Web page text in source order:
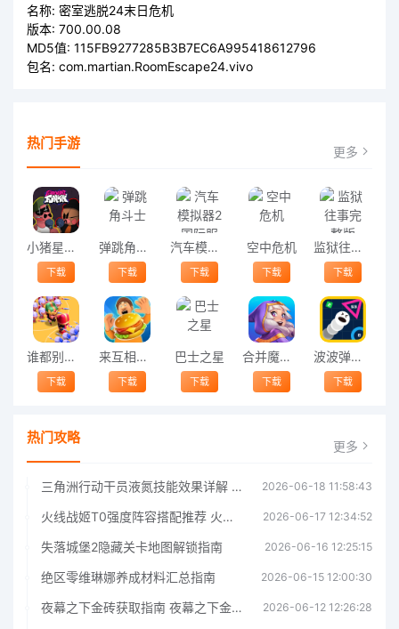
名称: 密室逃脱24末日危机
版本: 700.00.08
MD5值: 115FB9277285B3B7EC6A995418612796
包名: com.martian.RoomEscape24.vivo
热门手游 更多
小猪星期五晚上游戏
下载
弹跳角斗士
下载
汽车模拟器2国际服
下载
空中危机
下载
监狱往事完整版
下载
谁都别想逃最新版
下载
来互相伤害手游
下载
巴士之星
下载
合并魔法世界游戏
下载
波波弹射官方版
下载
热门攻略 更多
三角洲行动干员液氮技能效果详解 三角洲行动干员液氮技能介绍 2026-06-18 11:58:43
火线战姬T0强度阵容搭配推荐 火线战姬T0强度阵容哪个好 2026-06-17 12:34:52
失落城堡2隐藏关卡地图解锁指南 2026-06-16 12:25:15
绝区零维琳娜养成材料汇总指南 2026-06-15 12:00:30
夜幕之下金砖获取指南 夜幕之下金砖获取方法 2026-06-12 12:26:28